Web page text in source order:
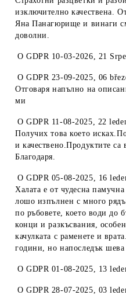
изключително качествена.
Яна Панагюрище и винаги
доволни.
OGDPR 10-03-2026, 21
OGDPR 23-09-2025, 06
Отговаря напълно на
ми
OGDPR 11-08-2025, 22
Получих това което
и качествено.Продуктите са
Благодаря.
OGDPR 05-08-2025, 16
Халата е от чудесна
лошо изпълнен с много
по ръбовете, което води до
конци и разкъсвания,
качулката с раменете и
години, но напоследък шева
OGDPR 01-08-2025, 13
OGDPR 28-07-2025, 03